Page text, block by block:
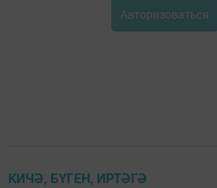
Авторизоваться
КИЧӘ, БҮГЕН, ИРТӘГӘ